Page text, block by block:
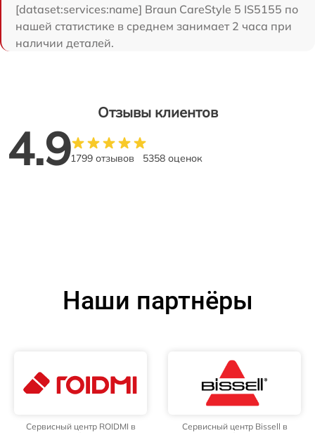
[dataset:services:name] Braun CareStyle 5 IS5155 по
нашей статистике в среднем занимает 2 часа при
наличии деталей.
Отзывы клиентов
4.91799 отзывов 5358 оценок
Наши партнёры
Сервисный центр ROIDMI в
Сервисный центр Bissell в